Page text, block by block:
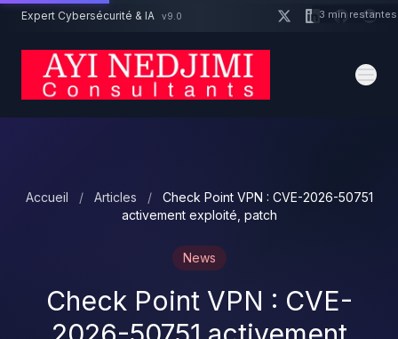
Aller au contenu principal
Expert Cybersécurité & IA v9.0
Accueil / Articles /
Check Point VPN : CVE-2026-50751
activement exploité, patch
News
Check Point VPN : CVE-
Un projet cybersécurité ? 3 min restantes